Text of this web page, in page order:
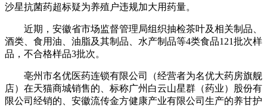
沙星抗菌药超标疑为养殖户违规加大用药量。
近期，安徽省市场监督管理局组织抽检茶叶及相关制品、
酒类、食用油、油脂及其制品、水产制品等4类食品121批次样
品，不合格样品3批次。
亳州市名优医药连锁有限公司（经营者为名优大药房旗舰
店）在天猫商城销售的、标称广州白云山星群（药业）股份有
限公司经销的、安徽流传金方健康产业有限公司生产的养甘护